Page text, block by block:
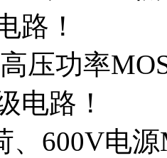
路！
压功率
电路！
、600V电